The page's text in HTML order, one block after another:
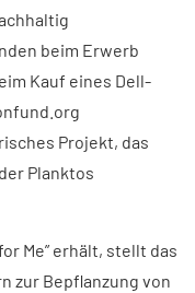
beim Erwerb
Kauf eines Dell-
Projekt, das
Planktos
Me” erhält, stellt das
zur Bepflanzung von